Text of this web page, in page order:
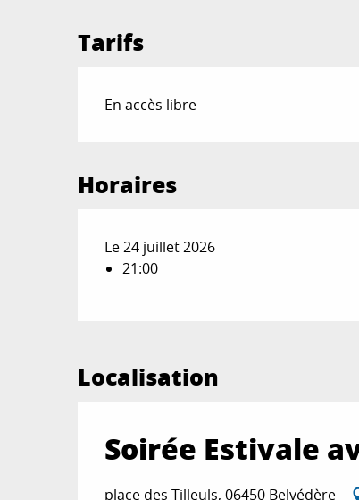
Tarifs
En accès libre
Horaires
Le 24 juillet 2026
21:00
Localisation
Soirée Estivale
place des Tilleuls, 06450 Belvédère